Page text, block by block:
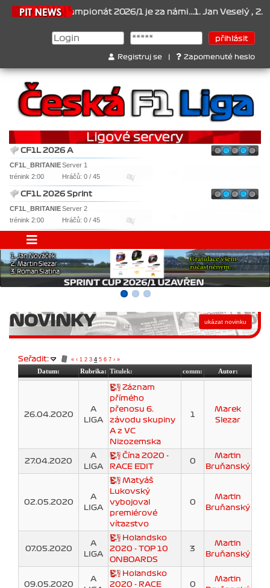
Šampionát 2026/1 je za námi...1. Jan Veselý , 2. Jan
Registruj se Zapomenuté heslo
CF1L 2026 A
CF1L_BRITANIEServer 1
trénink 2:00
Hráčů: 0 / 45
CF1L 2026 Sprint
CF1L_BRITANIEServer 2
trénink 2:00
Hráčů: 0 / 45
NOVINKY
Seřadit: « ‹ 1 2 3 4 5 6 7 › »
Datum: Rubrika: Titulek: comm: Autor:
26.04.2020
A
LIGA
Záznam
přímého
přenosu 6.
závodu skupiny
A z VC
Nizozemska
1
Marek
Slezar
27.04.2020
A
LIGA
Čína 2020 -
RACE EDIT
0
Martin
Bruňanský
02.05.2020
A
LIGA
Matyáš
Lukovský
vybojoval
premiérové
víťazstvo
0
Martin
Bruňanský
07.05.2020
A
LIGA
Holandsko
2020 - TOP 10
ONBOARDS
3
Martin
Bruňanský
09.05.2020
A
Holandsko
2020 - RACE
0
Martin